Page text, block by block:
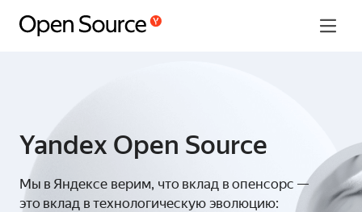
Yandex Open Source
Мы в Яндексе верим, что вклад в опенсорс —
это вклад в технологическую эволюцию:
Программа грантов
Yandex Open Source Jam 2025